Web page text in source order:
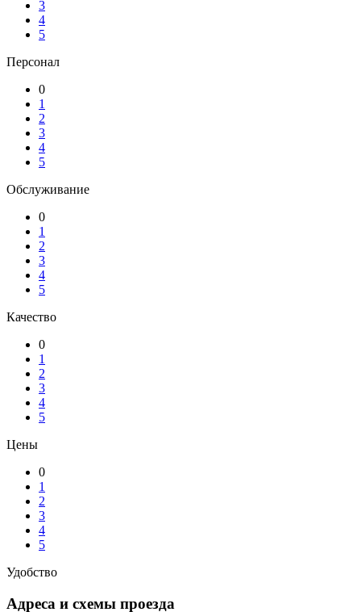
3
4
5
Персонал
0
1
2
3
4
5
Обслуживание
0
1
2
3
4
5
Качество
0
1
2
3
4
5
Цены
0
1
2
3
4
5
Удобство
Адреса и схемы проезда